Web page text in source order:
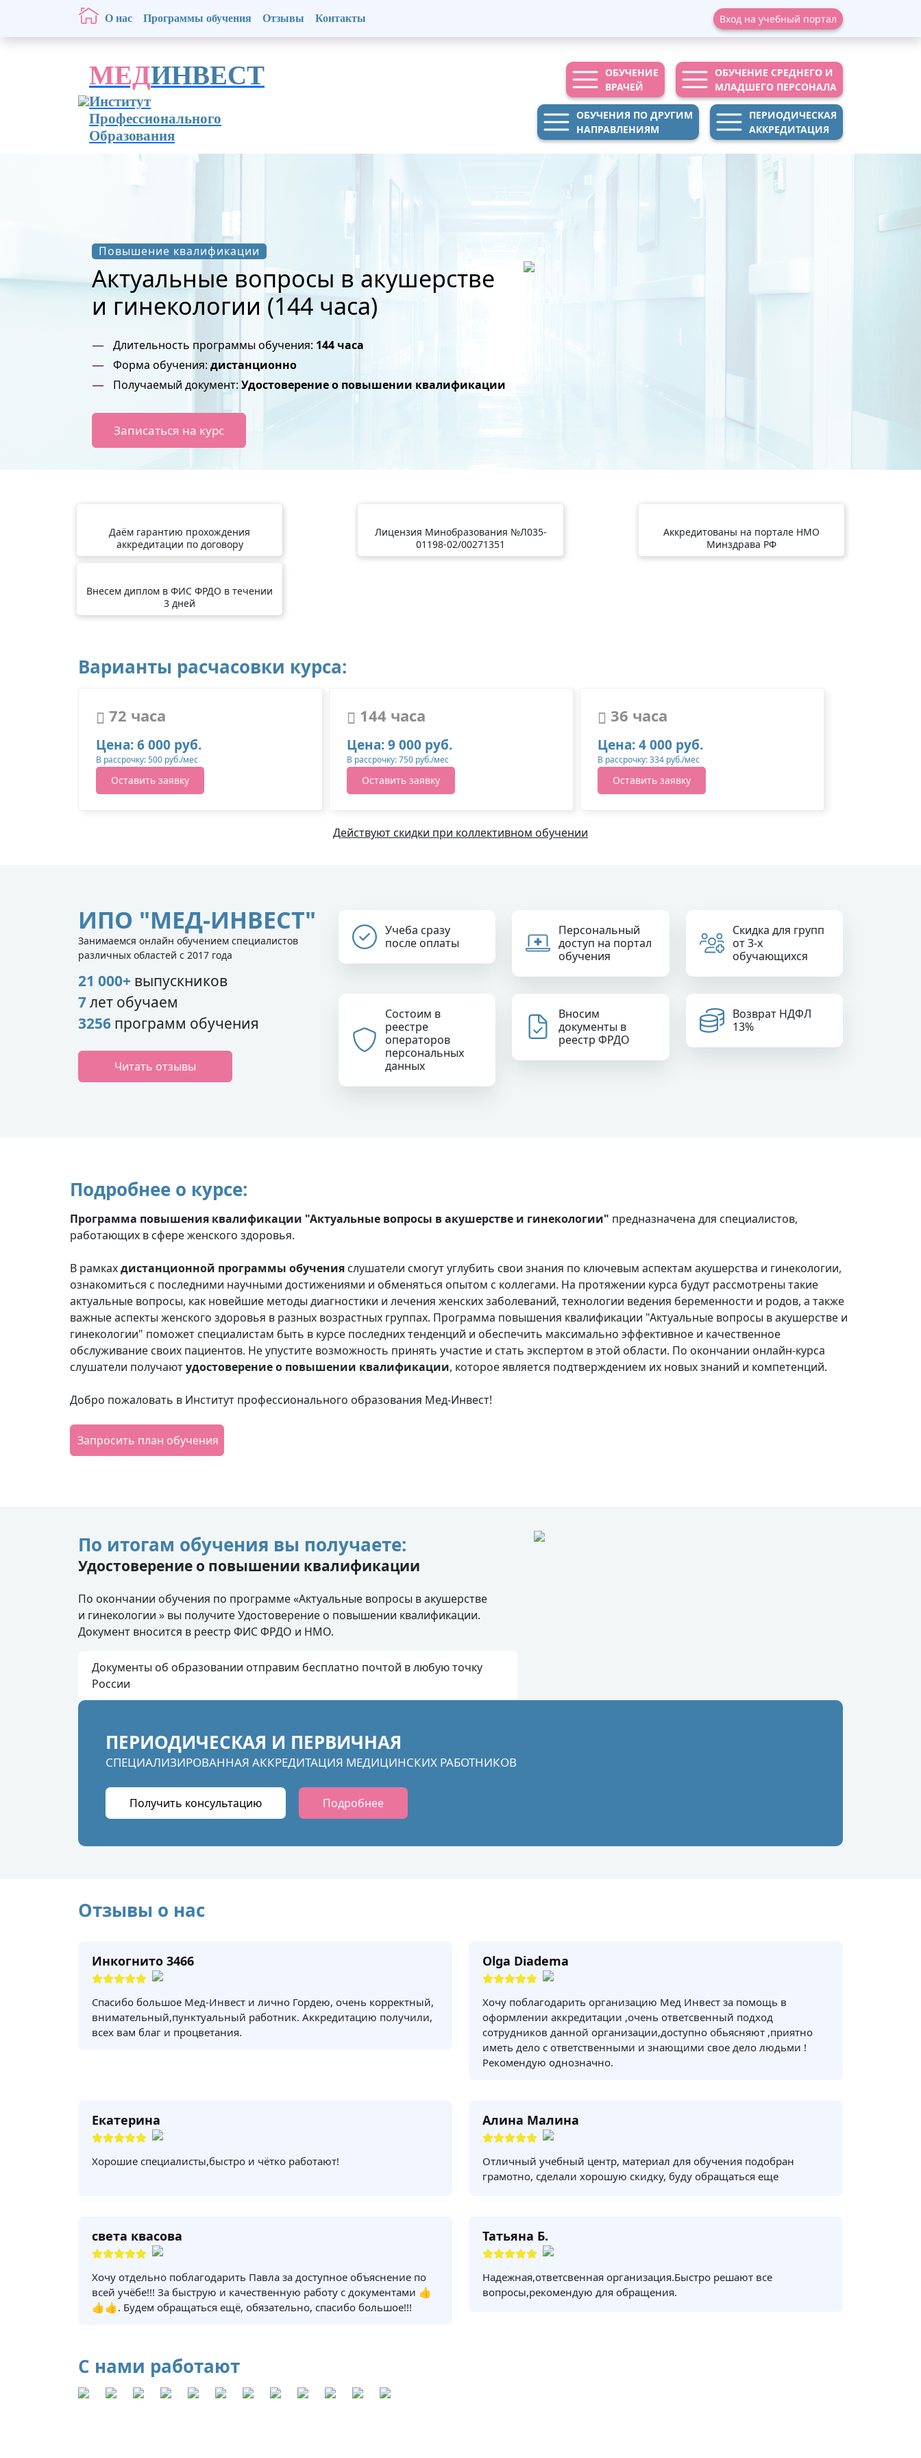
О нас Программы обучения Отзывы Контакты Вход на учебный портал
МЕДИНВЕСТ
Институт
Профессионального
Образования
ОБУЧЕНИЕ
ВРАЧЕЙ
ОБУЧЕНИЕ СРЕДНЕГО И
МЛАДШЕГО ПЕРСОНАЛА
ОБУЧЕНИЯ ПО ДРУГИМ
НАПРАВЛЕНИЯМ
ПЕРИОДИЧЕСКАЯ
АККРЕДИТАЦИЯ
Повышение квалификации
Актуальные вопросы в акушерстве
и гинекологии (144 часа)
Длительность программы обучения: 144 часа
Форма обучения: дистанционно
Получаемый документ:Удостоверение о повышении квалификации
Записаться на курс
Даём гарантию прохождения
аккредитации по договору
Лицензия Минобразования №Л035-
01198-02/00271351
Аккредитованы на портале НМО
Минздрава РФ
Внесем диплом в ФИС ФРДО в течении
3 дней
Варианты расчасовки курса:
72 часа
Цена: 6 000 руб.
В рассрочку: 500 руб./мес
Оставить заявку
144 часа
Цена: 9 000 руб.
В рассрочку: 750 руб./мес
Оставить заявку
36 часа
Цена: 4 000 руб.
В рассрочку: 334 руб./мес
Оставить заявку
Действуют скидки при коллективном обучении
ИПО "МЕД-ИНВЕСТ"
Занимаемся онлайн обучением специалистов
различных областей с 2017 года
21 000+ выпускников
7лет обучаем
3256 программ обучения
Читать отзывы
Учеба сразу
после оплаты
Персональный
доступ на портал
обучения
Скидка для групп
от 3-х
обучающихся
Состоим в
реестре
операторов
персональных
данных
Вносим
документы в
реестр ФРДО
Возврат НДФЛ
13%
Подробнее о курсе:
Программа повышения квалификации "Актуальные вопросы в акушерстве и гинекологии" предназначена для специалистов,
работающих в сфере женского здоровья.
В рамкахдистанционной программы обучения слушатели смогут углубить свои знания по ключевым аспектам акушерства и гинекологии,
ознакомиться с последними научными достижениями и обменяться опытом с коллегами. На протяжении курса будут рассмотрены такие
актуальные вопросы, как новейшие методы диагностики и лечения женских заболеваний, технологии ведения беременности и родов, а также
важные аспекты женского здоровья в разных возрастных группах. Программа повышения квалификации "Актуальные вопросы в акушерстве и
гинекологии" поможет специалистам быть в курсе последних тенденций и обеспечить максимально эффективное и качественное
обслуживание своих пациентов. Не упустите возможность принять участие и стать экспертом в этой области. По окончании онлайн-курса
слушатели получаютудостоверение о повышении квалификации, которое является подтверждением их новых знаний и компетенций.
Добро пожаловать в Институт профессионального образования Мед-Инвест!
Запросить план обучения
По итогам обучения вы получаете:
Удостоверение о повышении квалификации
По окончании обучения по программе «Актуальные вопросы в акушерстве
и гинекологии » вы получите Удостоверение о повышении квалификации.
Документ вносится в реестр ФИС ФРДО и НМО.
Документы об образовании отправим бесплатно почтой в любую точку
России
ПЕРИОДИЧЕСКАЯ И ПЕРВИЧНАЯ
СПЕЦИАЛИЗИРОВАННАЯ АККРЕДИТАЦИЯ МЕДИЦИНСКИХ РАБОТНИКОВ
Получить консультацию Подробнее
Отзывы о нас
Инкогнито 3466
Спасибо большое Мед-Инвест и лично Гордею, очень корректный,
внимательный,пунктуальный работник. Аккредитацию получили,
всех вам благ и процветания.
Olga Diadema
Хочу поблагодарить организацию Мед Инвест за помощь в
оформлении аккредитации ,очень ответсвенный подход
сотрудников данной организации,доступно обьясняют ,приятно
иметь дело с ответственными и знающими свое дело людьми !
Рекомендую однозначно.
Екатерина
Хорошие специалисты,быстро и чётко работают!
Алина Малина
Отличный учебный центр, материал для обучения подобран
грамотно, сделали хорошую скидку, буду обращаться еще
света квасова
Хочу отдельно поблагодарить Павла за доступное объяснение по
всей учёбе!!! За быструю и качественную работу с документами 👍
👍👍. Будем обращаться ещё, обязательно, спасибо большое!!!
Татьяна Б.
Надежная,ответсвенная организация.Быстро решают все
вопросы,рекомендую для обращения.
С нами работают